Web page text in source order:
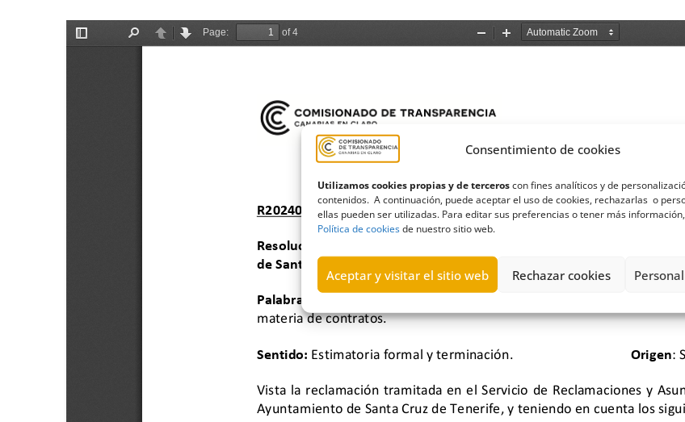
Consentimiento de cookies
Utilizamos cookies propias y de terceroscon fines analíticos y de
contenidos. A continuación, puede aceptar el uso de cookies, rechazarlas o
ellas pueden ser utilizadas. Para editar sus preferencias o tener más
Política de cookiesde nuestro sitio web.
Aceptar y visitar el sitio web Rechazar cookies